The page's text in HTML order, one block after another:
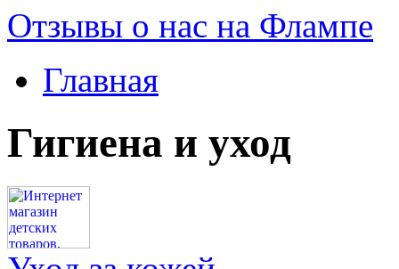
Отзывы о нас на Флампе
Главная
Гигиена и уход